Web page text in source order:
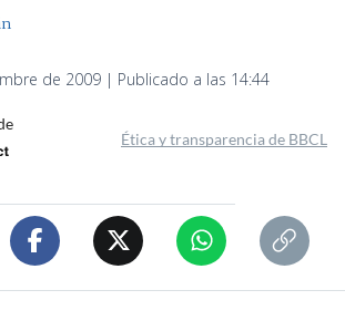
de 2009 | Publicado a las 14:44
Ética y transparencia de BBCL